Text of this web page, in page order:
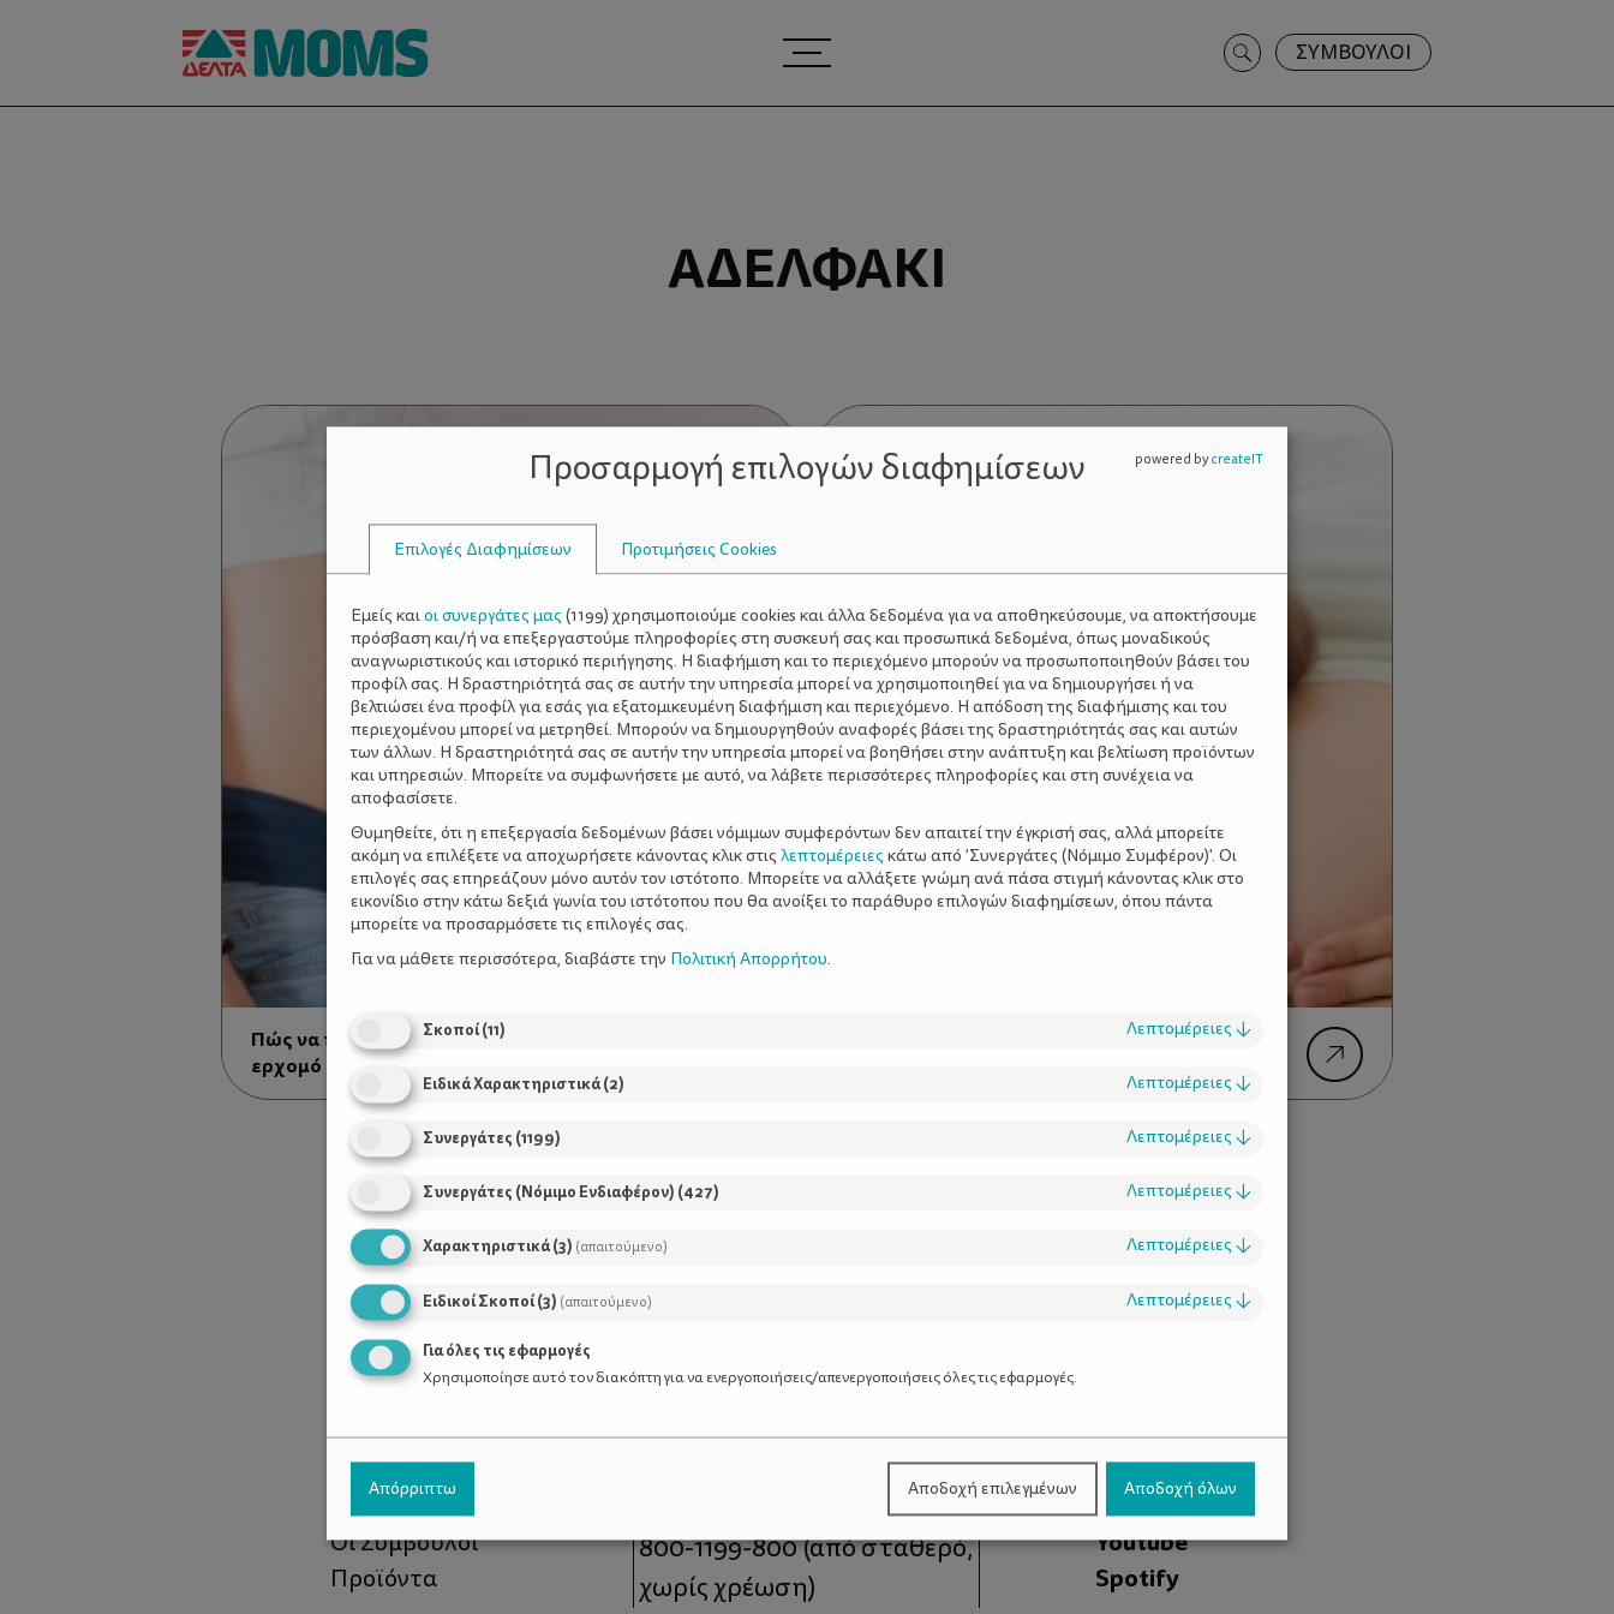
Search
for:
ΣΥΜΒΟΥΛΟΙ
ΑΔΕΛΦΆΚΙ
Πώς να προετοιμάσουμε το παιδί μας για τον
ερχομό του νέου μωρού στην οικογένεια
Η μαμά είναι έγκυος θα αποκτήσεις
Χρήσιμοι Σύνδεσμοι
Τι είναι το ΔΕΛΤΑ moms
Οι Σύμβουλοι
Προϊόντα
Τηλέφωνο Επικοινωνίας:
800-1199-800(από σταθερό,
χωρίς χρέωση)
Facebook
Instagram
Youtube
Spotify
Προσαρμογή επιλογών διαφημίσεων
Επιλογές Διαφημίσεων Προτιμήσεις Cookies
Εμείς καιοι συνεργάτες μας (1199) χρησιμοποιούμε cookies και άλλα δεδομένα για να αποθηκεύσουμε, να αποκτήσουμε
πρόσβαση και/ή να επεξεργαστούμε πληροφορίες στη συσκευή σας και προσωπικά δεδομένα, όπως μοναδικούς
αναγνωριστικούς και ιστορικό περιήγησης. Η διαφήμιση και το περιεχόμενο μπορούν να προσωποποιηθούν βάσει του
προφίλ σας. Η δραστηριότητά σας σε αυτήν την υπηρεσία μπορεί να χρησιμοποιηθεί για να δημιουργήσει ή να
βελτιώσει ένα προφίλ για εσάς για εξατομικευμένη διαφήμιση και περιεχόμενο. Η απόδοση της διαφήμισης και του
περιεχομένου μπορεί να μετρηθεί. Μπορούν να δημιουργηθούν αναφορές βάσει της δραστηριότητάς σας και αυτών
των άλλων. Η δραστηριότητά σας σε αυτήν την υπηρεσία μπορεί να βοηθήσει στην ανάπτυξη και βελτίωση προϊόντων
και υπηρεσιών. Μπορείτε να συμφωνήσετε με αυτό, να λάβετε περισσότερες πληροφορίες και στη συνέχεια να
αποφασίσετε.
Θυμηθείτε, ότι η επεξεργασία δεδομένων βάσει νόμιμων συμφερόντων δεν απαιτεί την έγκρισή σας, αλλά μπορείτε
ακόμη να επιλέξετε να αποχωρήσετε κάνοντας κλικ στις λεπτομέρειες κάτω από 'Συνεργάτες (Νόμιμο Συμφέρον)'. Οι
επιλογές σας επηρεάζουν μόνο αυτόν τον ιστότοπο. Μπορείτε να αλλάξετε γνώμη ανά πάσα στιγμή κάνοντας κλικ στο
εικονίδιο στην κάτω δεξιά γωνία του ιστότοπου που θα ανοίξει το παράθυρο επιλογών διαφημίσεων, όπου πάντα
μπορείτε να προσαρμόσετε τις επιλογές σας.
Για να μάθετε περισσότερα, διαβάστε την Πολιτική Απορρήτου.
Σκοποί(11) Λεπτομέρειες ↓
Ειδικά Χαρακτηριστικά(2) Λεπτομέρειες ↓
Συνεργάτες (1199) Λεπτομέρειες ↓
Συνεργάτες (Νόμιμο Ενδιαφέρον) (427) Λεπτομέρειες ↓
Χαρακτηριστικά(3) (απαιτούμενο) Λεπτομέρειες ↓
Ειδικοί Σκοποί(3) (απαιτούμενο) Λεπτομέρειες ↓
Για όλες τις εφαρμογές
Χρησιμοποίησε αυτό τον διακόπτη για να ενεργοποιήσεις/απενεργοποιήσεις όλες τις εφαρμογές.
Απόρριπτω Αποδοχή επιλεγμένων Αποδοχή όλων
powered bycreateIT